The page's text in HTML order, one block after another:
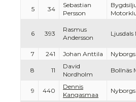
5 34
Sebastian
Persson
6 393
Rasmus
Andersson
Ljusdals
7
241 Johan Anttila Nyborgs
8 11
David
Nordholm
Bollnäs
9 440
Dennis
Kangasmaa
Nyborgs